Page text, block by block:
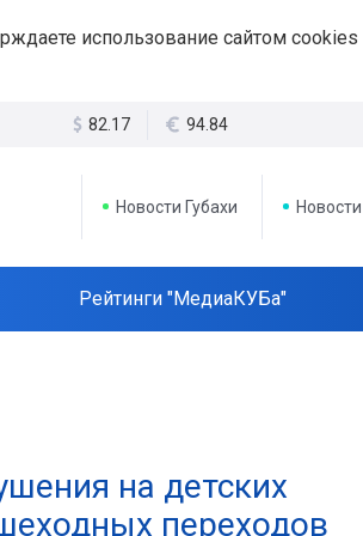
использование сайтом
82.17 94.84
Новости Губахи
Рейтинги "МедиаКУБа"
на детских
переходов